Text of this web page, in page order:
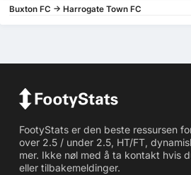
Buxton FC -> Harrogate Town FC
FootyStats er den beste ressursen
over 2.5 / under 2.5, HT/FT,
mer. Ikke nøl med å ta kontakt hvis
eller tilbakemeldinger.